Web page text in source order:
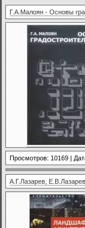
Г.А.Малоян - Основы
Просмотров: 10169 |
А.Г.Лазарев,